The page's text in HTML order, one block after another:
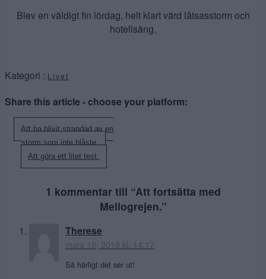
Blev en väldigt fin lördag, helt klart värd låtsasstorm och
hotellsäng.
Kategori : Livet
Share this article - choose your platform:
Inläggsnavigering
Att ha blivit strandad av en
storm som inte blåste.
Att göra ett litet test.
1 kommentar till “Att fortsätta med
Mellogrejen.”
Therese
mars 12, 2019 kl. 14:17
Så härligt det ser ut!